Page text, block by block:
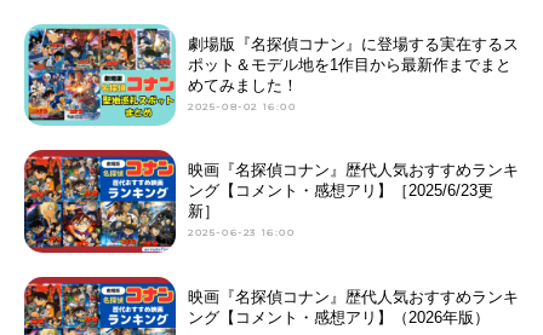
劇場版『名探偵コナン』に登場する実在するス
ポット＆モデル地を1作目から最新作までまと
めてみました！
2025-08-02 16:00
映画『名探偵コナン』歴代人気おすすめランキ
ング【コメント・感想アリ】［2025/6/23更
新］
2025-06-23 16:00
映画『名探偵コナン』歴代人気おすすめランキ
ング【コメント・感想アリ】（2026年版）